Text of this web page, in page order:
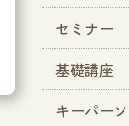
セミナー
基礎講座
キーパー